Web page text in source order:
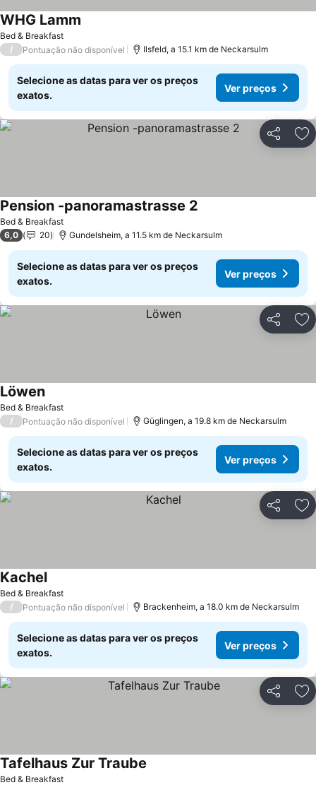
Bed & Breakfast
WHG Lamm
/ Pontuação não disponível Ilsfeld, a 15.1 km de Neckarsulm
Selecione as datas para ver os preços
exatos.
Ver preços
Partilhar
Bed & Breakfast
Pension -panoramastrasse 2
6,0 20 Gundelsheim, a 11.5 km de Neckarsulm
Selecione as datas para ver os preços
exatos.
Ver preços
Partilhar
Bed & Breakfast
Löwen
/ Pontuação não disponível Güglingen, a 19.8 km de Neckarsulm
Selecione as datas para ver os preços
exatos.
Ver preços
Partilhar
Bed & Breakfast
Kachel
/ Pontuação não disponível Brackenheim, a 18.0 km de Neckarsulm
Selecione as datas para ver os preços
exatos.
Ver preços
Partilhar
Bed & Breakfast
Tafelhaus Zur Traube